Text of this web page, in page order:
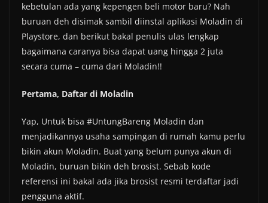
kebetulan ada yang kepengen beli motor baru? Nah
buruan deh disimak sambil diinstal aplikasi Moladin di
Playstore, dan berikut bakal penulis ulas lengkap
bagaimana caranya bisa dapat uang hingga 2 juta
secara cuma – cuma dari Moladin!!
Pertama, Daftar di Moladin
Yap, Untuk bisa #UntungBareng Moladin dan
menjadikannya usaha sampingan di rumah kamu perlu
bikin akun Moladin. Buat yang belum punya akun di
Moladin, buruan bikin deh brosist. Sebab kode
referensi ini bakal ada jika brosist resmi terdaftar jadi
pengguna aktif.